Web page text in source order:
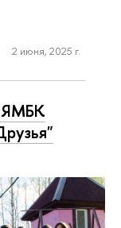
2 июня, 2025 г.